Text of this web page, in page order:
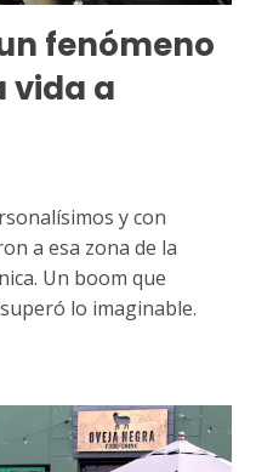
fenómeno
vida a
y con
a esa zona de la
Un boom que
lo imaginable.